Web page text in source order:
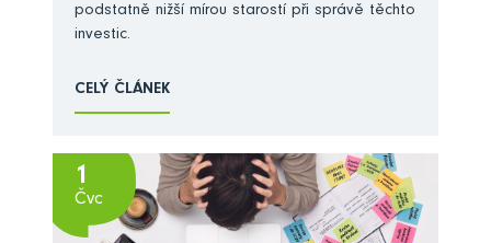
podstatně nižší mírou starostí při správě těchto
investic.
CELÝ ČLÁNEK
1
Čvc